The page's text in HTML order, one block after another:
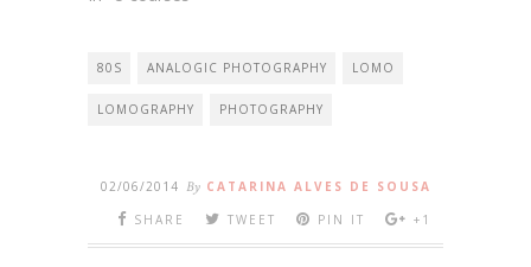
80S ANALOGIC PHOTOGRAPHY LOMO
LOMOGRAPHY PHOTOGRAPHY
02/06/2014 By CATARINA ALVES DE SOUSA
SHARE
TWEET PIN IT +1